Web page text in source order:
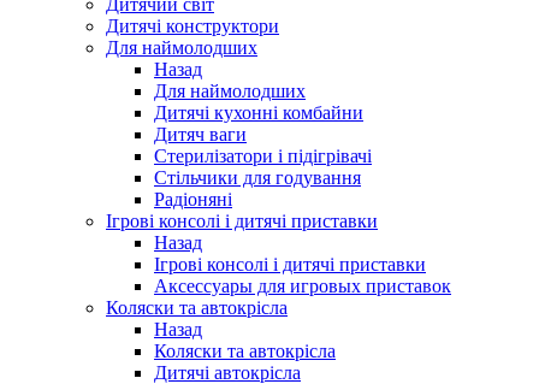
Дитячий світ
Дитячі конструктори
Для наймолодших
Назад
Для наймолодших
Дитячі кухонні комбайни
Дитяч ваги
Стерилізатори і підігрівачі
Стільчики для годування
Радіоняні
Ігрові консолі і дитячі приставки
Назад
Ігрові консолі і дитячі приставки
Аксессуары для игровых приставок
Коляски та автокрісла
Назад
Коляски та автокрісла
Дитячі автокрісла